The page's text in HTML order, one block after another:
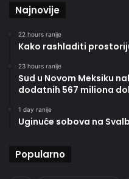
Najnovije
22 hours ranije
Kako rashladiti
23 hours ranije
Sud u Novom Meksiku
dodatnih 567 miliona
1 day ranije
Uginuće sobova na
Popularno